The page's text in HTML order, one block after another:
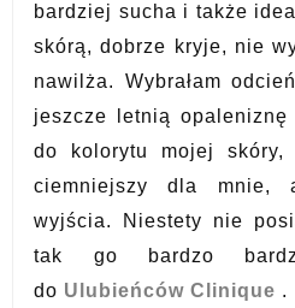
bardziej sucha i także
skórą, dobrze kryje, nie
nawilża. Wybrałam
jeszcze letnią
do kolorytu mojej
ciemniejszy dla mnie,
wyjścia. Niestety nie
tak go bardzo
do Ulubieńców Clinique .